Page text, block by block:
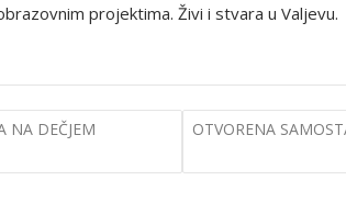
projektima. Živi i stvara u Valjevu.
NA DEČJEM
OTVORENA